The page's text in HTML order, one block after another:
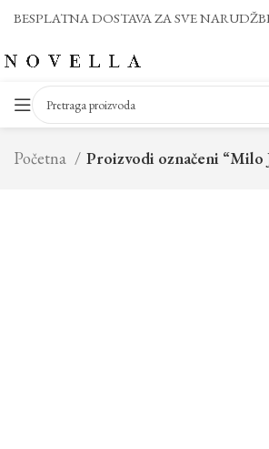
BESPLATNA DOSTAVA ZA SVE
Početna Proizvodi označeni “Milo